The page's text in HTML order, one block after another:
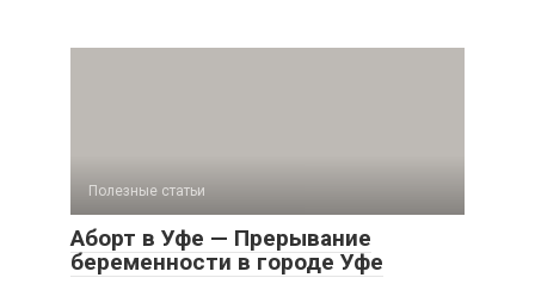
Полезные статьи
Аборт в Уфе — Прерывание
беременности в городе Уфе